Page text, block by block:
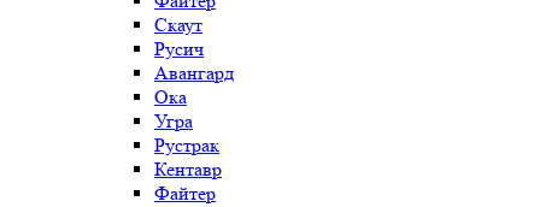
Скаут
Русич
Авангард
Ока
Угра
Рустрак
Кентавр
Файтер